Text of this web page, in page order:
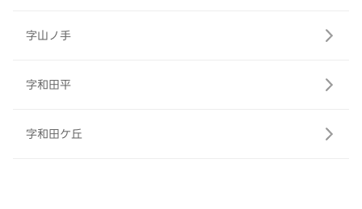
字山ノ手
字和田平
字和田ケ丘